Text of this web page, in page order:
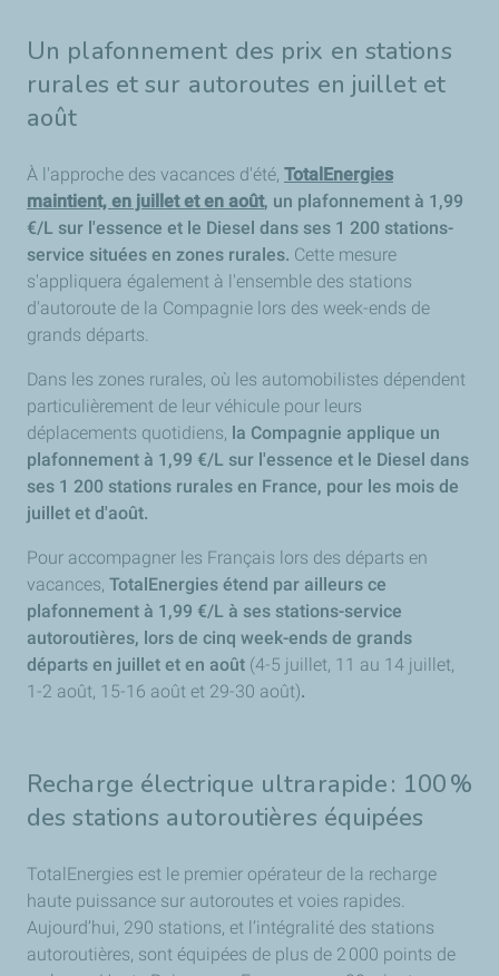
Un plafonnement des prix en stations
rurales et sur autoroutes en juillet et
août
À l'approche des vacances d'été, TotalEnergies
maintient, en juillet et en août, un plafonnement à 1,99
€/L sur l'essence et le Diesel dans ses 1 200 stations-
service situées en zones rurales. Cette mesure
s'appliquera également à l'ensemble des stations
d'autoroute de la Compagnie lors des week-ends de
grands départs.
Dans les zones rurales, où les automobilistes dépendent
particulièrement de leur véhicule pour leurs
déplacements quotidiens, la Compagnie applique un
plafonnement à 1,99 €/L sur l'essence et le Diesel dans
ses 1 200 stations rurales en France, pour les mois de
juillet et d'août.
Pour accompagner les Français lors des départs en
vacances, TotalEnergies étend par ailleurs ce
plafonnement à 1,99 €/L à ses stations-service
autoroutières, lors de cinq week-ends de grands
départs en juillet et en août (4-5 juillet, 11 au 14 juillet,
1-2 août, 15-16 août et 29-30 août).
Recharge électrique ultrarapide : 100 %
des stations autoroutières équipées
TotalEnergies est le premier opérateur de la recharge
haute puissance sur autoroutes et voies rapides.
Aujourd’hui, 290 stations, et l’intégralité des stations
autoroutières, sont équipées de plus de 2 000 points de